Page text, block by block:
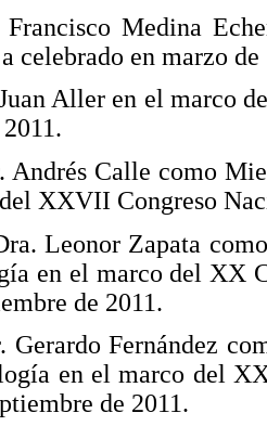
Medina
celebrado en marzo de
Aller en el marco
Andrés Calle como
XXVII Congreso
Leonor Zapata
en el marco del XX
de 2011.
Gerardo Fernández
en el marco del
de 2011.